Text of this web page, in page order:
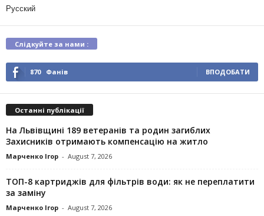
Русский
Слідкуйте за нами :
870 Фанів ВПОДОБАТИ
Останні публікації
На Львівщині 189 ветеранів та родин загиблих
Захисників отримають компенсацію на житло
Марченко Ігор - August 7, 2026
ТОП-8 картриджів для фільтрів води: як не переплатити
за заміну
Марченко Ігор - August 7, 2026